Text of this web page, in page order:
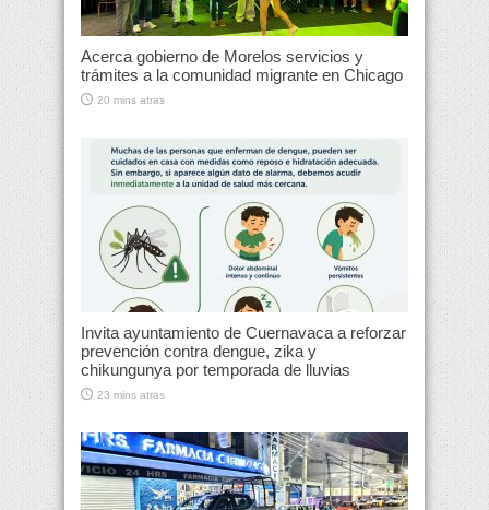
Acerca gobierno de Morelos servicios y
trámites a la comunidad migrante en Chicago
20 mins atras
Invita ayuntamiento de Cuernavaca a reforzar
prevención contra dengue, zika y
chikungunya por temporada de lluvias
23 mins atras